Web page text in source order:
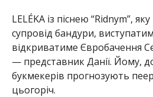
LELÉKA із піснею “Ridnym”,
супровід бандури,
відкриватиме Євробачення
— представник Данії. Йому,
букмекерів прогнозують
цьогоріч.